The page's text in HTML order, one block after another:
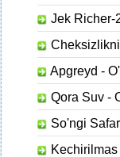
Jek Richer-
Apgreyd -
Qora Suv -
So'ngi